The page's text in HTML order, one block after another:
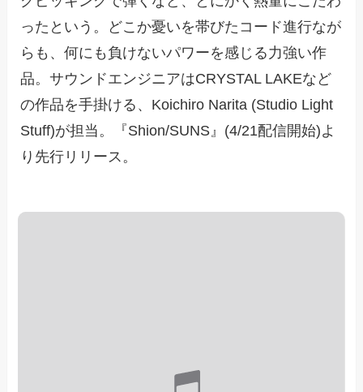
ったという。どこか憂いを帯びたコード進行なが
らも、何にも負けないパワーを感じる力強い作
品。サウンドエンジニアはCRYSTAL LAKEなど
の作品を手掛ける、Koichiro Narita (Studio Light
Stuff)が担当。『Shion/SUNS』(4/21配信開始)よ
り先行リリース。